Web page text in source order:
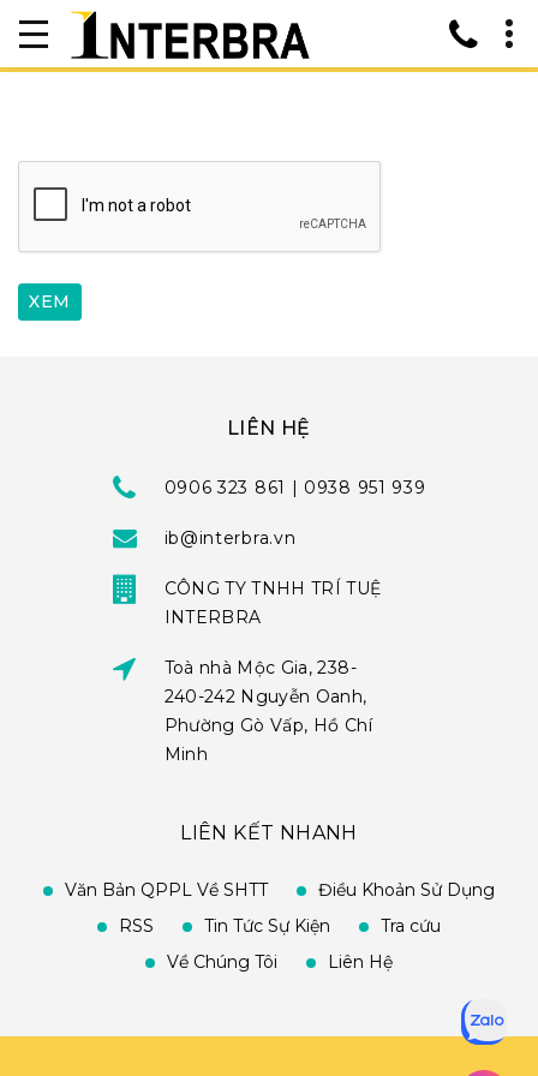
LIÊN HỆ
0906 323 861 | 0938 951 939
ib@interbra.vn
CÔNG TY TNHH TRÍ TUỆ
INTERBRA
Toà nhà Mộc Gia, 238-
240-242 Nguyễn Oanh,
Phường Gò Vấp, Hồ Chí
Minh
LIÊN KẾT NHANH
Văn Bản QPPL Về SHTT
Điều Khoản Sử Dụng
RSS
Tin Tức Sự Kiện
Tra cứu
Về Chúng Tôi
Liên Hệ